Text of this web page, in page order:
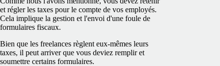
et régler les taxes pour le compte de vos employés.
Cela implique la gestion et l'envoi d'une foule de
formulaires fiscaux.
Bien que les freelances règlent eux-mêmes leurs
taxes, il peut arriver que vous deviez remplir et
soumettre certains formulaires.